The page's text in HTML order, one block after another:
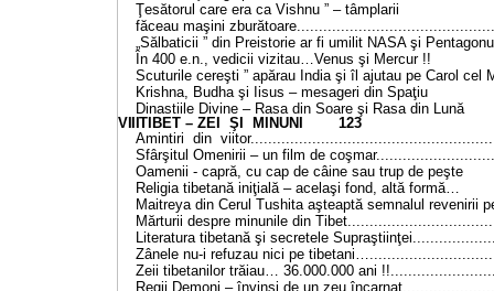
Ţesătorul care era ca Vishnu ” – tâmplarii
făceau maşini
„Sălbaticii ” din Preistorie ar fi umilit NASA şi
În 400 e.n., vedicii vizitau…Venus şi
Scuturile cereşti ” apărau India şi îl ajutau pe
Krishna, Budha şi Iisus – mesageri din
Dinastiile Divine – Rasa din Soare şi Rasa
VIIITIBET – ZEI ŞI MINUNI123
Amintiri din
Sfârşitul Omenirii – un film de
Oamenii - capră, cu cap de câine sau trup
Religia tibetană iniţială – acelaşi fond,
Maitreya din Cerul Tushita aşteaptă semnalul
Mărturii despre minunile din
Literatura tibetană şi secretele
Zânele nu-i refuzau nici pe
Zeii tibetanilor trăiau… 36.000.000 ani
Regii Demoni – învinşi de un zeu